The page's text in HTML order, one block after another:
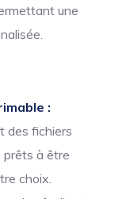
une
:
des fichiers
prêts à être
choix.